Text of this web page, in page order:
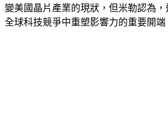
觀點有所不同，季辛格曾質疑台積電
變美國晶片產業的現狀，但米勒認為，